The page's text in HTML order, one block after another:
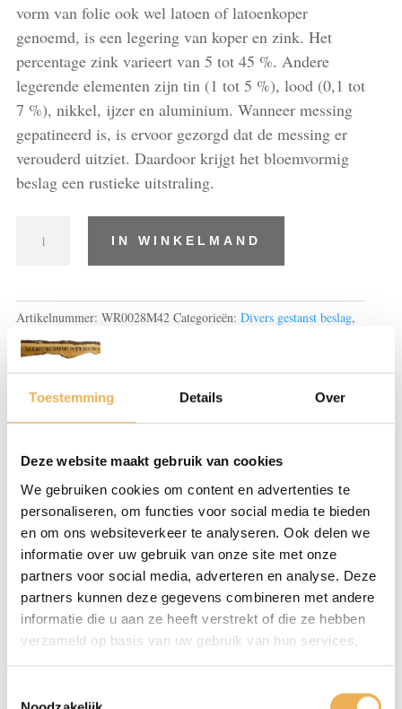
Toestemming Details Over
Deze website maakt gebruik van cookies
We gebruiken cookies om content en advertenties te
personaliseren, om functies voor social media te bieden
en om ons websiteverkeer te analyseren. Ook delen we
informatie over uw gebruik van onze site met onze
partners voor social media, adverteren en analyse. Deze
partners kunnen deze gegevens combineren met andere
informatie die u aan ze heeft verstrekt of die ze hebben
verzameld op basis van uw gebruik van hun services.
vorm van folie ook wel latoen of latoenkoper
genoemd, is een legering van koper en zink. Het
percentage zink varieert van 5 tot 45 %. Andere
legerende elementen zijn tin (1 tot 5 %), lood (0,1 tot
7 %), nikkel, ijzer en aluminium. Wanneer messing
gepatineerd is, is ervoor gezorgd dat de messing er
verouderd uitziet. Daardoor krijgt het bloemvormig
beslag een rustieke uitstraling.
gegoten/gestanst
IN WINKELMAND
Artikelnummer: WR0028M42 Categorieën: Divers gestanst beslag,
kabinetbeslag,Meubelbeslag
BEOORDELINGEN
Er zijn nog geen beoordelingen.
Wees de eerste om “Combinaties gegoten/gestanst en
grepen” te beoordelen
Je e-mailadres wordt niet gepubliceerd.
Vereiste velden zijn gemarkeerd met*